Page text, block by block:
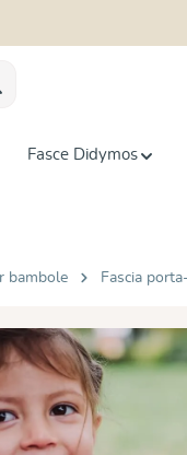
Fasce Didymos
bambole Fascia